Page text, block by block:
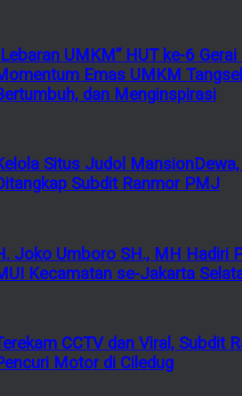
UMKM” HUT ke-6
Emas UMKM
dan Menginspirasi
Situs Judol
Subdit Ranmor PMJ
Joko Umboro SH., MH Hadiri
Kecamatan se-Jakarta
CCTV dan Viral, Subdit
Motor di Ciledug